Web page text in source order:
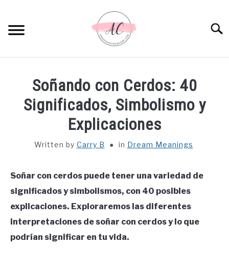
content
SPIRITUAL MEANINGS
DREAM MEANINGS
ASTROLOGY
CONTACT US
Soñando con Cerdos: 40
Significados, Simbolismo y
Explicaciones
Written by Carry B in Dream Meanings
Soñar con cerdos puede tener una variedad de
significados y simbolismos, con 40 posibles
explicaciones. Exploraremos las diferentes
interpretaciones de soñar con cerdos y lo que
podrían significar en tu vida.